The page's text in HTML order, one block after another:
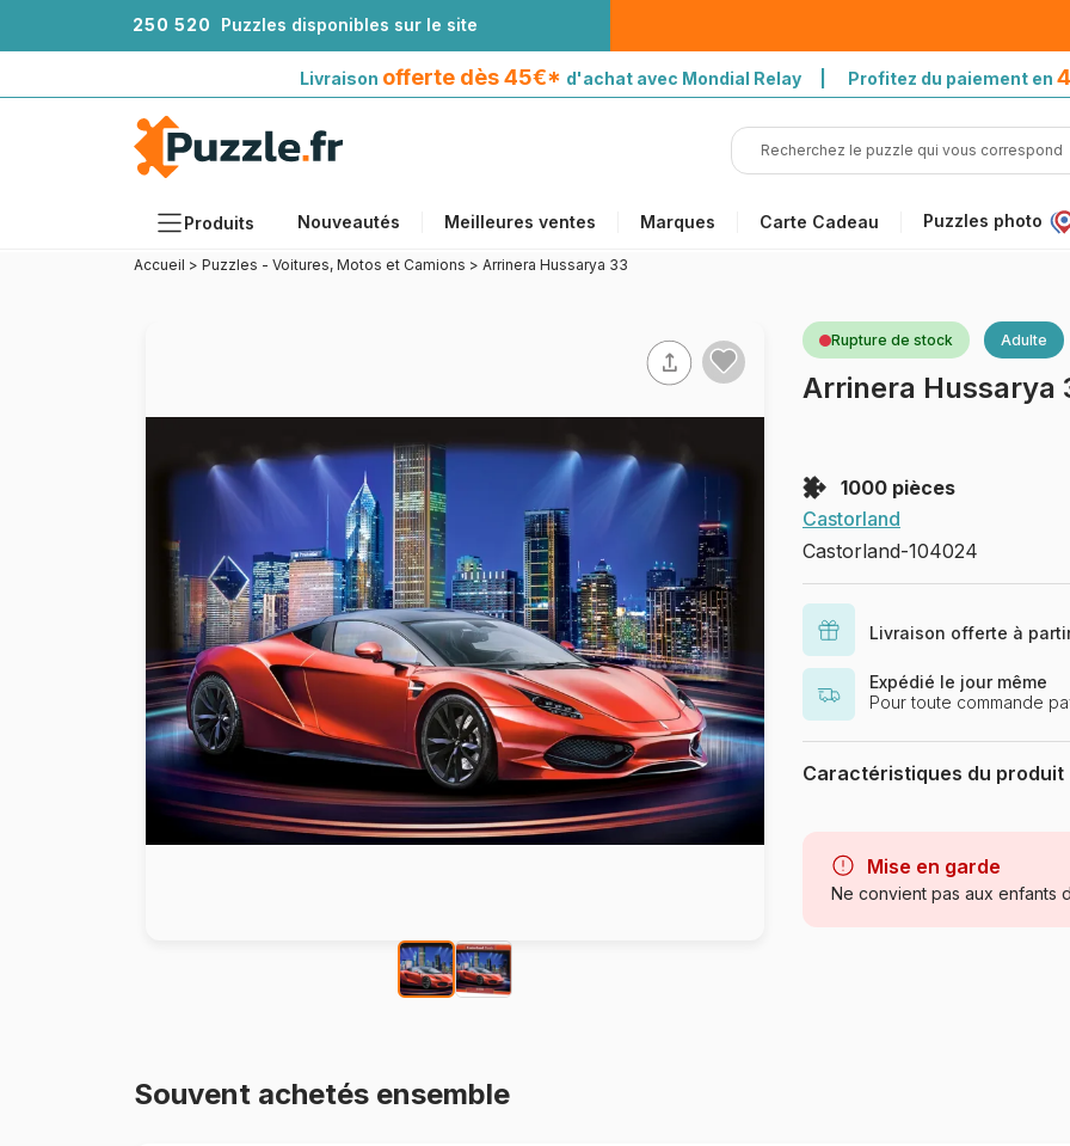
250 520 Puzzles disponibles sur le site
Livraison offerte dès 45€* d'achat avec Mondial Relay | Profitez du paiement en
Produits Nouveautés Meilleures ventes Marques Carte Cadeau Puzzles photo
Âges
Accessoires
Peinture au numéro
avec Mondial Relay
Accueil > Puzzles - Voitures, Motos et Camions > Arrinera Hussarya 33
Rupture de stock Adulte
Arrinera Hussarya
1000 pièces
Castorland
Castorland-104024
Livraison offerte à
Expédié le jour même
Pour toute commande
Caractéristiques du produit
Catégorie
Mise en garde
Ne convient pas aux enfants
Souvent achetés ensemble